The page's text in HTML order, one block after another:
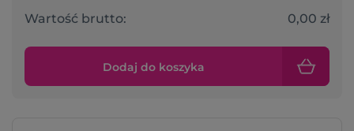
Wartość brutto: 0,00 zł
Dodaj do koszyka